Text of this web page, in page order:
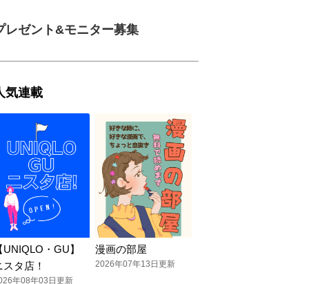
レゼント&モニター募集
気連載
UNIQLO・GU】
スタ店！
年08年03日更新
漫画の部屋
2026年07年13日更新